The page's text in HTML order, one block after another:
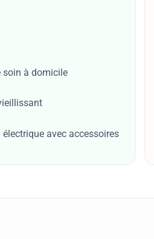
soin à domicile
électrique avec accessoires